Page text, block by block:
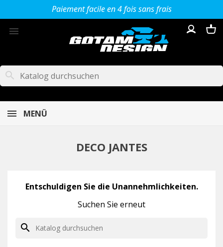
Paiement facile en 4 fois sans frais

search
MENÜ
DECO JANTES
Entschuldigen Sie die Unannehmlichkeiten.
Suchen Sie erneut
search